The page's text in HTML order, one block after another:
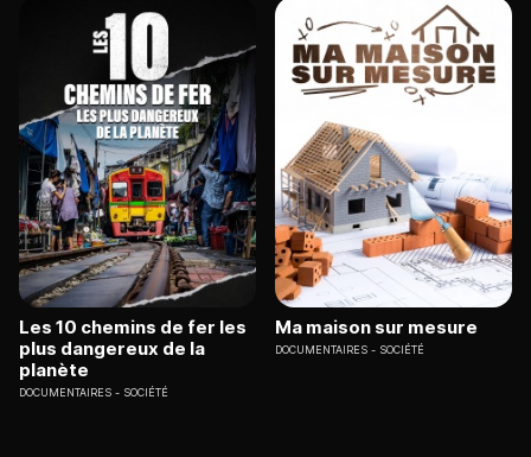
Les 10 chemins de fer les
plus dangereux de la
planète
DOCUMENTAIRES SOCIÉTÉ
Ma maison sur mesure
DOCUMENTAIRES SOCIÉTÉ